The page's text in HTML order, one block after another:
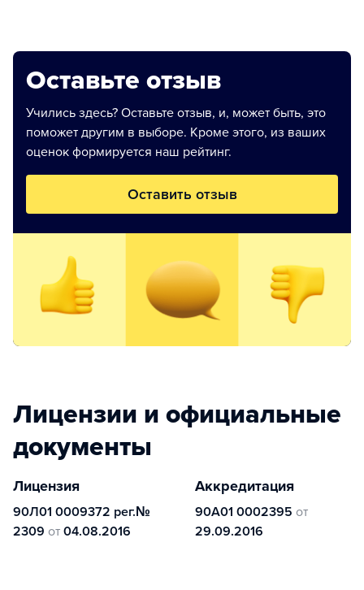
Оставьте отзыв
Учились здесь? Оставьте отзыв, и, может быть, это
поможет другим в выборе. Кроме этого, из ваших
оценок формируется наш рейтинг.
Оставить отзыв
Лицензии и официальные
документы
Лицензия
90Л01 0009372 рег.№
2309 от 04.08.2016
Аккредитация
90А01 0002395 от
29.09.2016